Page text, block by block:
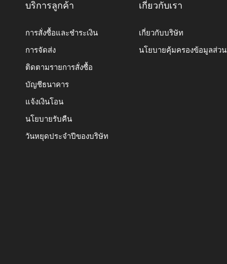
บริการลูกค้า
การสั่งซื้อและชำระเงิน
การจัดส่ง
ติดตามรายการสั่งซื้อ
บัญชีธนาคาร
แจ้งเงินโอน
นโยบายรับคืน
วันหยุดประจำปีของบริษัท
เกี่ยวกับเรา
เกี่ยวกับบริษัท
นโยบายคุ้มครองข้อมูลส่ว